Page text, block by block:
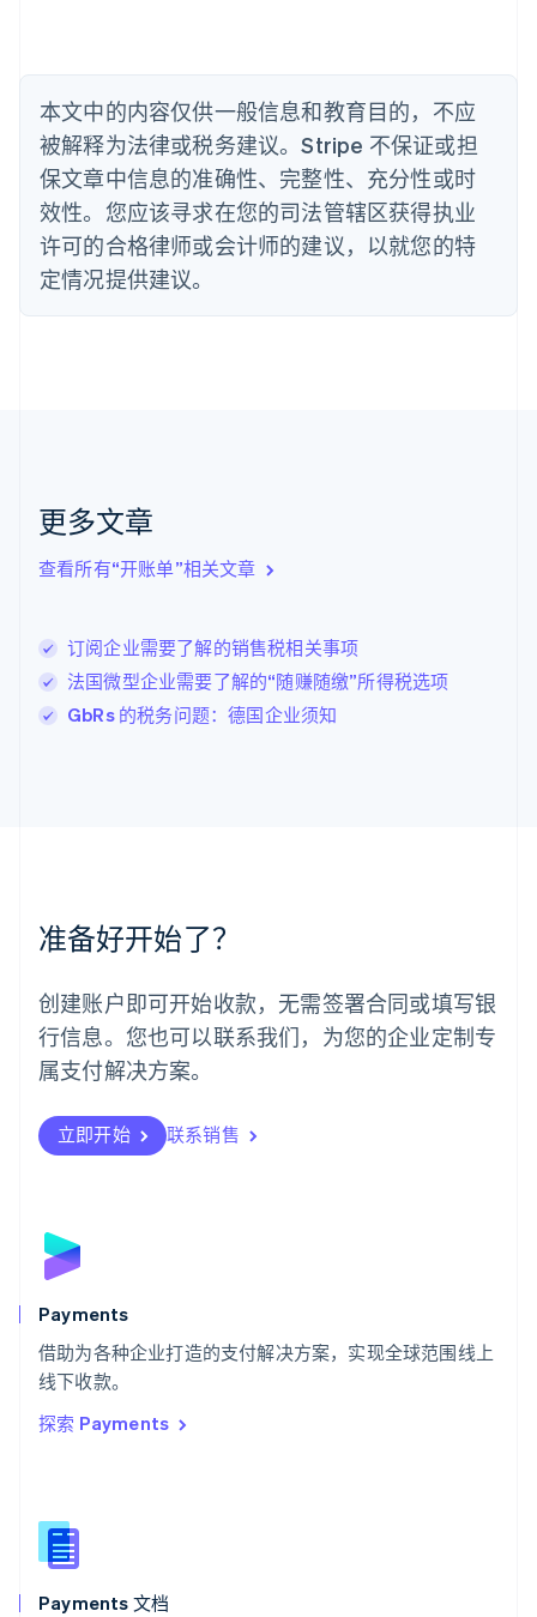
本文中的内容仅供一般信息和教育目的，不应
被解释为法律或税务建议。Stripe 不保证或担
保文章中信息的准确性、完整性、充分性或时
效性。您应该寻求在您的司法管辖区获得执业
许可的合格律师或会计师的建议，以就您的特
定情况提供建议。
更多文章
查看所有“开账单”相关文章
订阅企业需要了解的销售税相关事项
法国微型企业需要了解的“随赚随缴”所得税选项
GbRs 的税务问题：德国企业须知
准备好开始了？
创建账户即可开始收款，无需签署合同或填写银
行信息。您也可以联系我们，为您的企业定制专
属支付解决方案。
立即开始 联系销售
Payments
借助为各种企业打造的支付解决方案，实现全球范围线上
线下收款。
探索 Payments
Payments 文档
丹麦
English
德国
DeutschEnglish
法国
FrançaisEnglish
芬兰
EnglishSvenska
English
English
卢森堡
罗马尼亚
English
挪威
葡萄牙
Português English
日本
日本語English
瑞典
瑞士
DeutschFrançais
English
斯洛文尼亚
泰国
ไทยEnglish
希腊
English
西班牙
新西兰
English
匈牙利
English